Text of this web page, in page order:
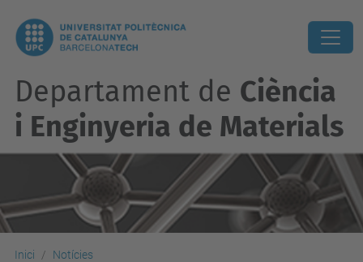
Departament de Ciència
i Enginyeria de Materials
Inici
Notícies